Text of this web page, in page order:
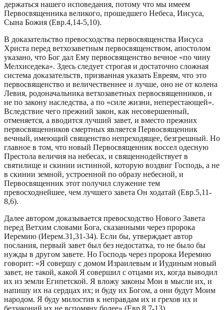
держаться нашего исповедания, потому что мы имеем
Первосвященника великого, прошедшего Небеса, Иисуса,
Сына Божия (Евр.4,14-5,10).
В доказательство превосходства первосвященства Иисуса
Христа перед ветхозаветным первосвященством, апостолом
указано, что Бог дал Ему первосвященство вечное «по чину
Мелхиседека». Здесь следует строгая и достаточно сложная
система доказательств, призванная указать Евреям, что это
первосвященство и величественнее и лучше, оно не от колена
Левия, родоначальника ветхозаветных первосвященников, и
не по закону наследства, а по «силе жизни, неперестающей».
Вследствие чего прежний закон, как несовершенный,
отменяется, а вводится лучший завет, и вместо прежних
первосвященников смертных является Первосвященник
вечный, имеющий священство непреходящее, безгрешный. Но
главное в том, что новый Первосвященник воссел одесную
Престола величия на небесах, и священнодействует в
святилище и скинии истинной, которую воздвиг Господь, а не
в скинии земной, устроенной по образу небесной, и
Первосвященник этот получил служение тем
превосходнейшее, чем лучшего завета Он ходатай (Евр.5,11-
8,6).
Далее автором доказывается превосходство Нового Завета
перед Ветхим словами Бога, сказанными через пророка
Иеремию (Иерем.31,31-34). Если бы, утверждает автор
послания, первый завет был без недостатка, то не было бы
нужды в другом завете. Но Господь через пророка Иеремию
говорит: «Я совершу с домом Израилевым и Иудиным новый
завет, не такой, какой Я совершил с отцами их, когда выводил
их из земли Египетской. Я вложу законы Мои в мысли их, и
напишу их на сердцах их; и буду их Богом, а они будут Моим
народом. Я буду милостив к неправдам их и грехов их и